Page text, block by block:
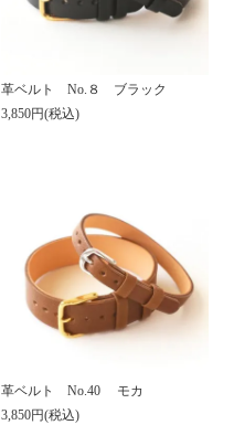
革ベルト No.８ ブラック
3,850円(税込)
革ベルト No.40 モカ
3,850円(税込)